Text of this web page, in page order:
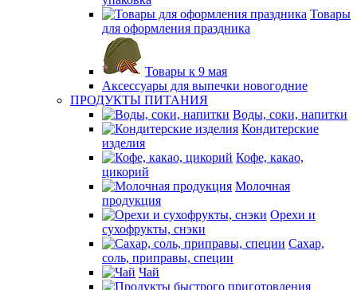
Товары
для оформления праздника
Товары к 9 мая
Аксессуары для выпечки новогодние
ПРОДУКТЫ ПИТАНИЯ
Воды, соки, напитки
Кондитерские
изделия
Кофе, какао,
цикорий
Молочная
продукция
Орехи и
сухофрукты, снэки
Сахар,
соль, приправы, специи
Чай